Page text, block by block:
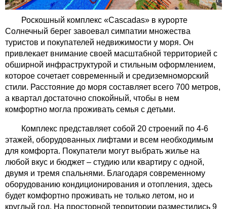
Роскошный комплекс «Cascadas» в курорте
Солнечный берег завоевал симпатии множества
туристов и покупателей недвижимости у моря. Он
привлекает внимание своей масштабной территорией с
обширной инфраструктурой и стильным оформлением,
которое сочетает современный и средиземноморский
стили. Расстояние до моря составляет всего 700 метров,
а квартал достаточно спокойный, чтобы в нем
комфортно могла проживать семья с детьми.
Комплекс представляет собой 20 строений по 4-6
этажей, оборудованных лифтами и всем необходимым
для комфорта. Покупатели могут выбрать жилье на
любой вкус и бюджет – студию или квартиру с одной,
двумя и тремя спальнями. Благодаря современному
оборудованию кондиционирования и отопления, здесь
будет комфортно проживать не только летом, но и
круглый год. На просторной территории разместились 9